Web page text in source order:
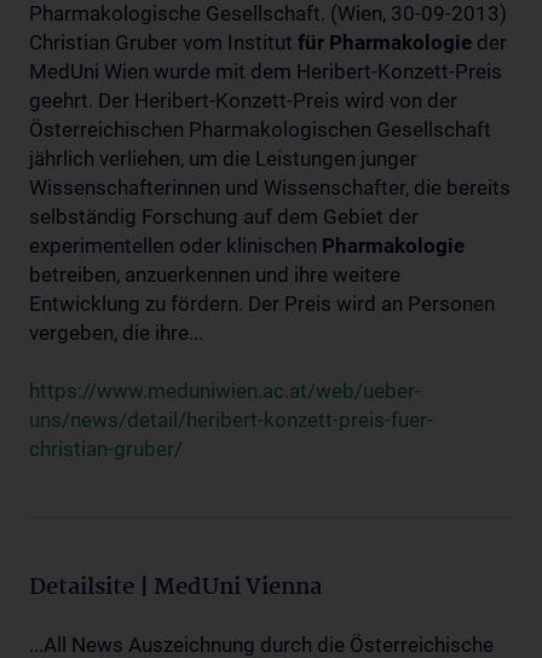
Pharmakologische Gesellschaft. (Wien, 30-09-2013)
Christian Gruber vom Institut für Pharmakologie der
MedUni Wien wurde mit dem Heribert-Konzett-Preis
geehrt. Der Heribert-Konzett-Preis wird von der
Österreichischen Pharmakologischen Gesellschaft
jährlich verliehen, um die Leistungen junger
Wissenschafterinnen und Wissenschafter, die bereits
selbständig Forschung auf dem Gebiet der
experimentellen oder klinischen Pharmakologie
betreiben, anzuerkennen und ihre weitere
Entwicklung zu fördern. Der Preis wird an Personen
vergeben, die ihre...
https://www.meduniwien.ac.at/web/ueber-
uns/news/detail/heribert-konzett-preis-fuer-
christian-gruber/
Detailsite | MedUni Vienna
...All News Auszeichnung durch die Österreichische